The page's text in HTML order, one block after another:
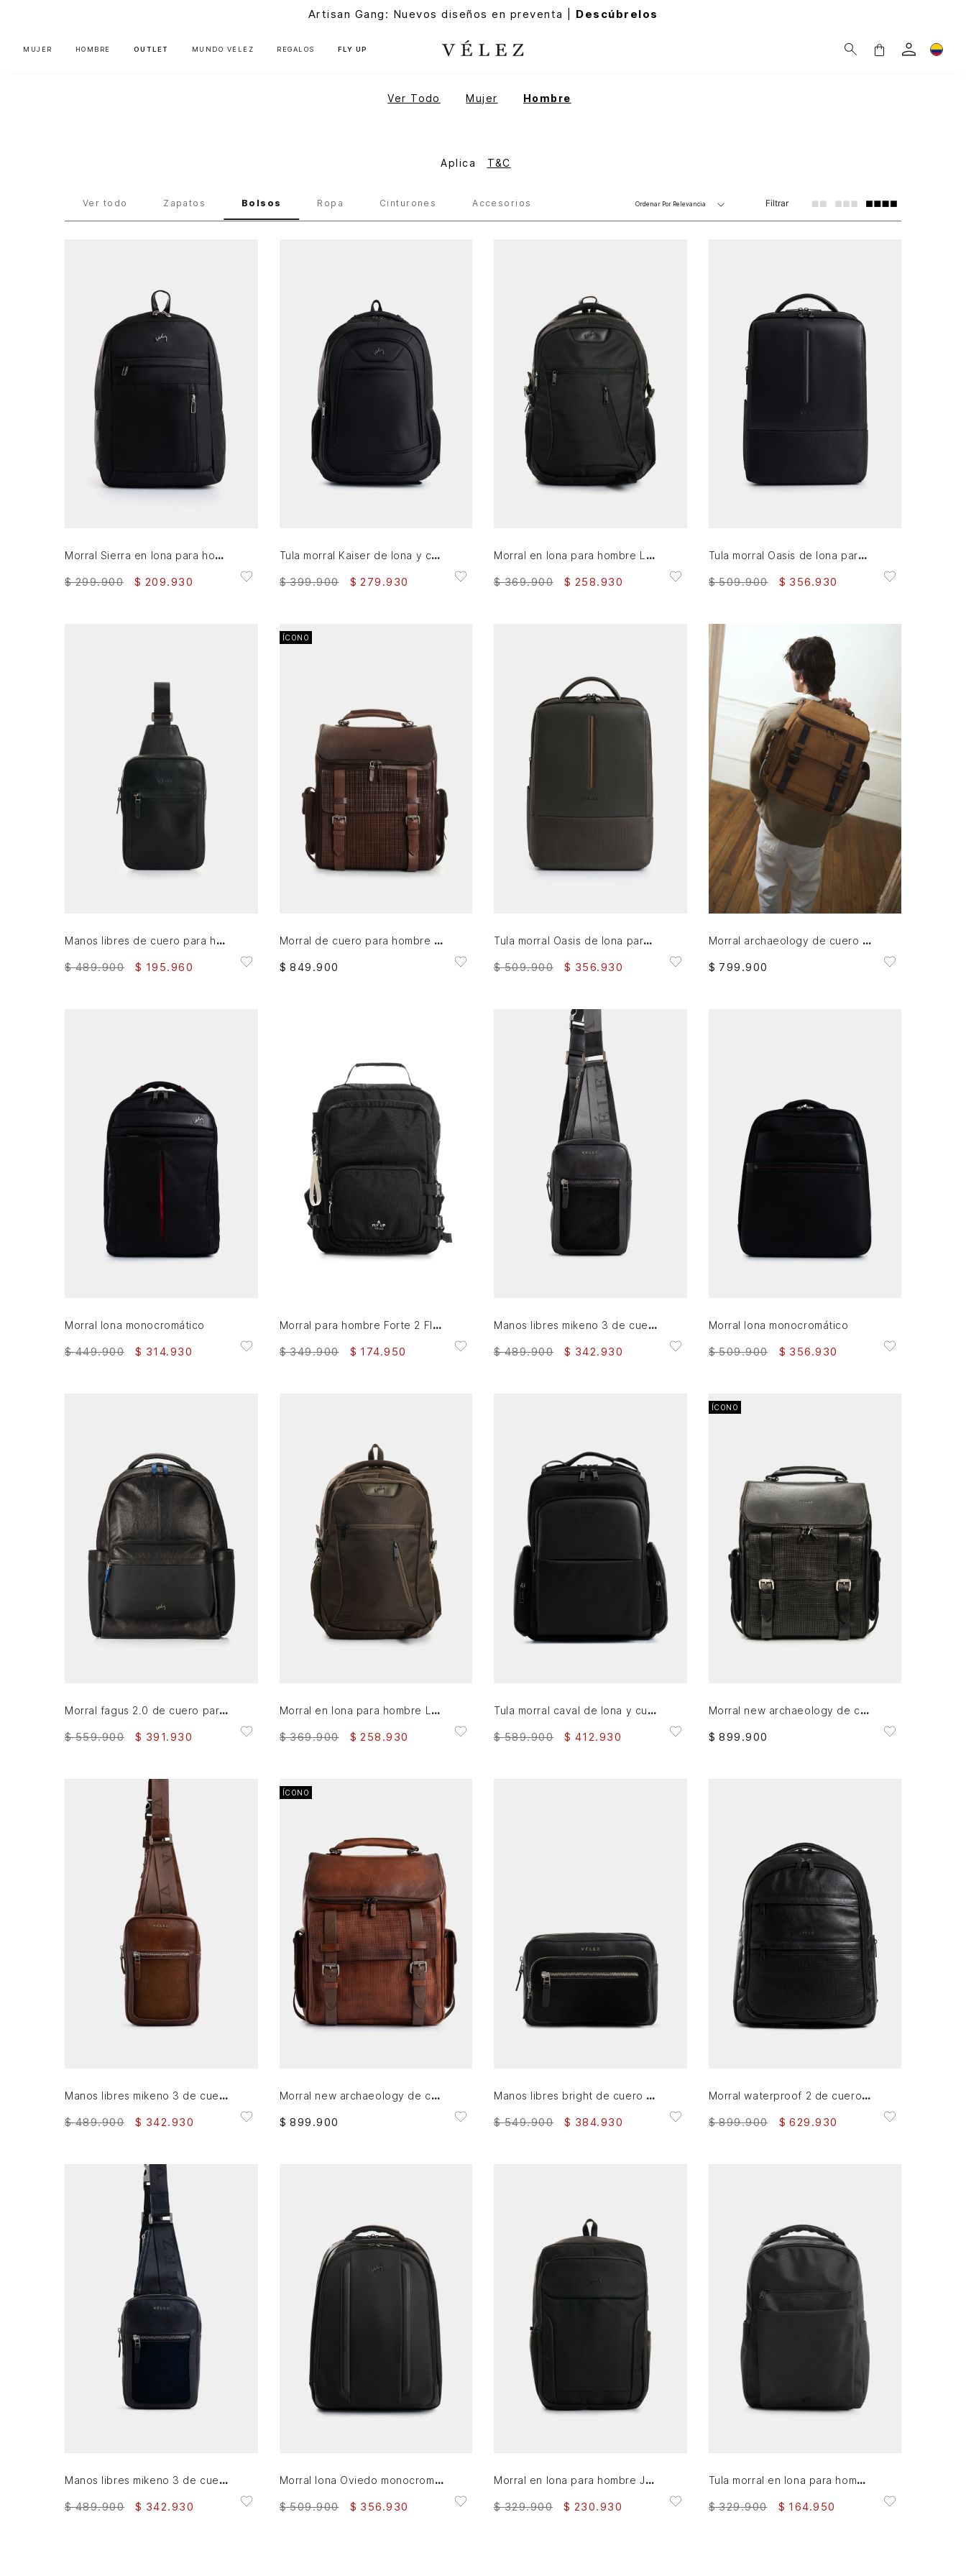
Artisan Gang: Nuevos diseños en preventa | Descúbrelos
MUJER HOMBRE OUTLET MUNDO VÉLEZ REGALOS FLY UP
Ver Todo Mujer Hombre
Aplica T&C
Ver todo
Zapatos Bolsos Ropa Cinturones Accesorios Ordenar Por Relevancia Filtrar
Morral Sierra en lona para hombre manija cuero
$ 299.900 $ 209.930
Tula morral Kaiser de lona y cuero para hombre estilo urbano
$ 399.900 $ 279 .930
Morral en lona para hombre Ledger
$ 369.900 $ 258.930
Tula morral Oasis de lona para hombre detalle acento de color
$ 509.900 $ 356.930
Manos libres de cuero para hombre Hazel
$ 489.900 $ 195.960
ÍCONO
Morral de cuero para hombre new Archaeology
$ 849 .900
Tula morral Oasis de lona para hombre detalle acento de color
$ 509.900 $ 356.930
AGREGAR AL CARRITO
Morral archaeology de cuero para hombre vintage
$ 799 .900
Morral lona monocromático
$ 449.900 $ 314.930
Morral para hombre Forte 2 Fly Up
$ 349.900 $ 174.950
Manos libres mikeno 3 de cuero para hombre acabado envejecido
$ 489.900 $ 342.930
Morral lona monocromático
$ 509.900 $ 356.930
Morral fagus 2.0 de cuero para hombre lona en nylon
$ 559.900 $ 391.930
Morral en lona para hombre Ledger
$ 369.900 $ 258 .930
Tula morral caval de lona y cuero para hombre confort
$ 589.900 $ 412.930
ÍCONO
Morral new archaeology de cuero para hombre vintage
$ 899 .900
Manos libres mikeno 3 de cuero para hombre acabado envejecido
$ 489.900 $ 342.930
ÍCONO
Morral new archaeology de cuero para hombre vintage
$ 899 .900
Manos libres bright de cuero para hombre detalle gamuzado
$ 549.900 $ 384.930
Morral waterproof 2 de cuero para hombre cremallera bidireccional
$ 899.900 $ 629 .930
Manos libres mikeno 3 de cuero para hombre acabado envejecido
$ 489.900 $ 342.930
Morral lona Oviedo monocromático Negro
$ 509.900 $ 356.930
Morral en lona para hombre Jackson
$ 329.900 $ 230.930
Tula morral en lona para hombre Trapani
$ 329.900 $ 164.950